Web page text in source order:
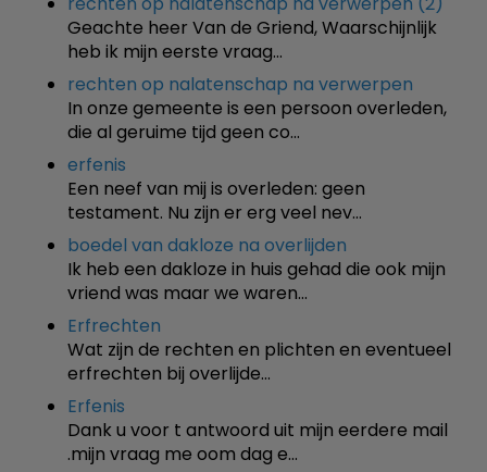
Geachte heer Van de Griend, Waarschijnlijk
heb ik mijn eerste vraag…
rechten op nalatenschap na verwerpen
In onze gemeente is een persoon overleden,
die al geruime tijd geen co…
erfenis
Een neef van mij is overleden: geen
testament. Nu zijn er erg veel nev…
boedel van dakloze na overlijden
Ik heb een dakloze in huis gehad die ook mijn
vriend was maar we waren…
Erfrechten
Wat zijn de rechten en plichten en eventueel
erfrechten bij overlijde…
Erfenis
Dank u voor t antwoord uit mijn eerdere mail
.mijn vraag me oom dag e…